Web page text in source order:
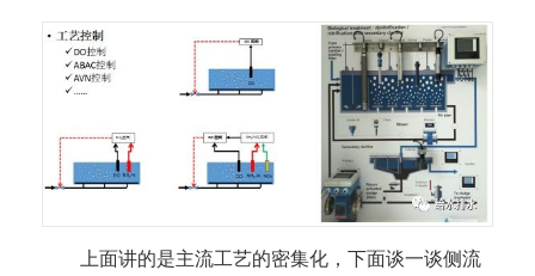
上面讲的是主流工艺的密集化，下面谈一谈侧流